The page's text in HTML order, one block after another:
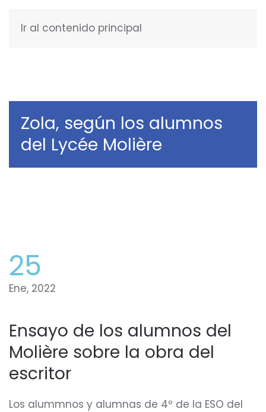
Ir al contenido principal
Zola, según los alumnos
del Lycée Molière
25
Ene, 2022
Ensayo de los alumnos del
Molière sobre la obra del
escritor
Los alummnos y alumnas de 4º de la ESO del